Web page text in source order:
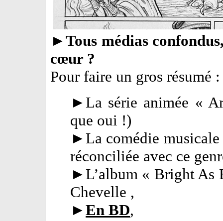
►Tous médias
cœur ?
Pour faire un gros résumé :
►La série animée «
que oui !)
►La comédie
réconciliée avec ce
►L’album « Bright As
Chevelle ,
►En BD,